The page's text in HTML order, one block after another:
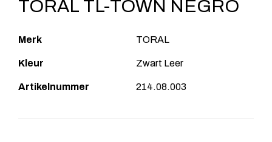
TORAL TL-TOWN NEGRO
Merk TORAL
Kleur Zwart Leer
Artikelnummer 214.08.003